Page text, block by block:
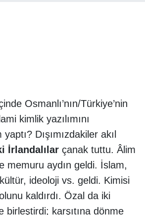
Osmanlı’nın/Türkiye’nin
kimlik yazılımını
Dışımızdakiler akıl
İrlandalılar çanak tuttu. Âlim
memuru aydın geldi. İslam,
ideoloji vs. geldi. Kimisi
kaldırdı. Özal da iki
birleştirdi; karşıtına dönme